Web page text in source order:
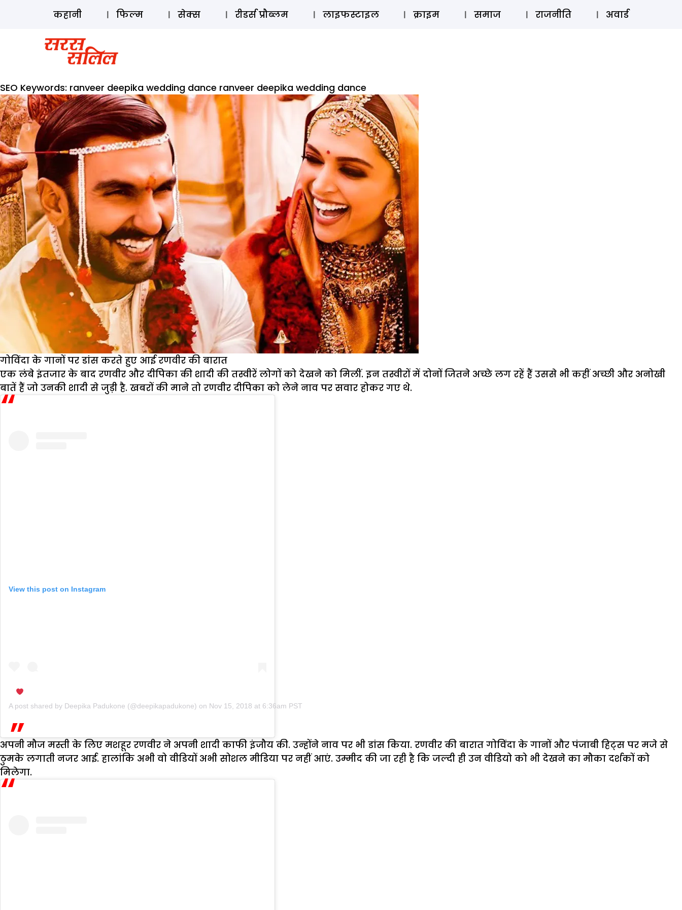
ऑडियो स्टोरी लॉग इन ⚲ SUBSCRIBE
कहानी फिल्म सेक्स रीडर्स प्रौब्लम लाइफस्टाइल क्राइम समाज राजनीति अवार्ड
SEO Keywords: ranveer deepika wedding dance ranveer deepika wedding dance
गोविंदा के गानों पर डांस करते हुए आई रणवीर की बारात
एक लंबे इंतजार के बाद रणवीर और दीपिका की शादी की तस्वीरें लोगों को देखने को मिलीं. इन तस्वीरों में दोनों जितने अच्छे लग रहें हैं उससे भी कहीं अच्छी और अनोखी
बातें हैं जो उनकी शादी से जुड़ी है. खबरों की माने तो रणवीर दीपिका को लेने नाव पर सवार होकर गए थे.
View this post on Instagram
A post shared by Deepika Padukone (@deepikapadukone) on Nov 15, 2018 at 6:36am PST
अपनी मौज मस्ती के लिए मशहूर रणवीर ने अपनी शादी काफी इंजौय की. उन्होंने नाव पर भी डांस किया. रणवीर की बारात गोविंदा के गानों और पंजाबी हिट्स पर मजे से
ठुमके लगाती नजर आई. हालांकि अभी वो वीडियों अभी सोशल मीडिया पर नहीं आएं. उम्मीद की जा रही है कि जल्दी ही उन वीडियो को भी देखने का मौका दर्शकों को
मिलेगा.